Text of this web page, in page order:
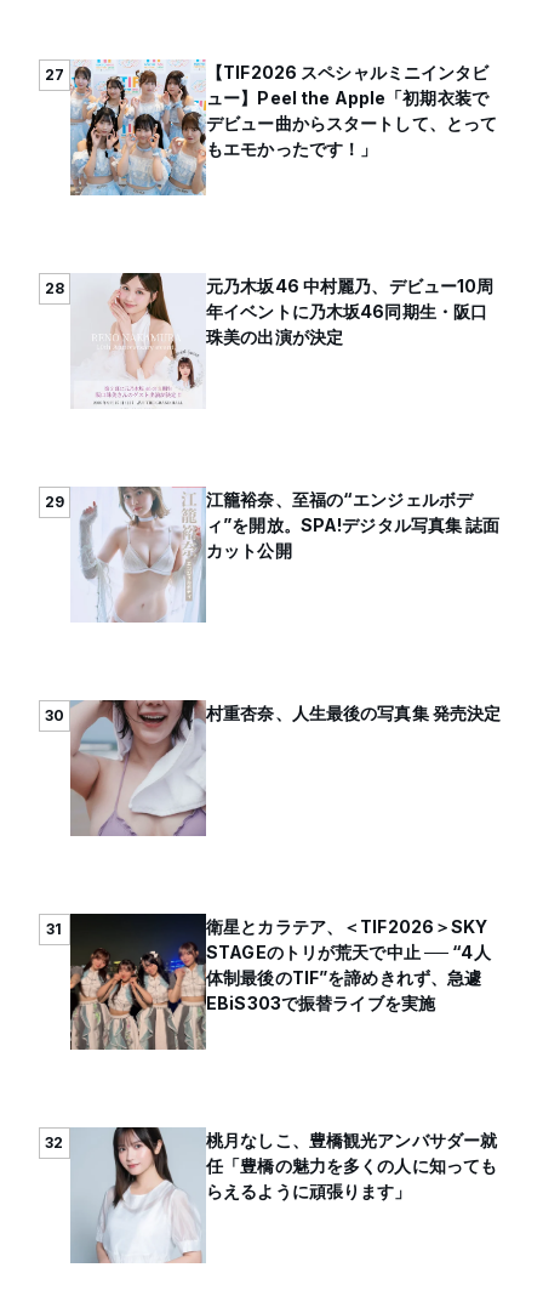
27
【TIF2026 スペシャルミニインタビ
ュー】Peel the Apple「初期衣装で
デビュー曲からスタートして、とって
もエモかったです！」
28
元乃木坂46 中村麗乃、デビュー10周
年イベントに乃木坂46同期生・阪口
珠美の出演が決定
29
江籠裕奈、至福の“エンジェルボデ
ィ”を開放。SPA!デジタル写真集 誌面
カット公開
30 村重杏奈、人生最後の写真集 発売決定
31
衛星とカラテア、＜TIF2026＞SKY
STAGEのトリが荒天で中止 ── “4人
体制最後のTIF”を諦めきれず、急遽
EBiS303で振替ライブを実施
32
桃月なしこ、豊橋観光アンバサダー就
任「豊橋の魅力を多くの人に知っても
らえるように頑張ります」